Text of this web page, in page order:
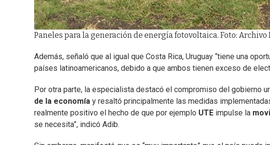
Paneles para la generación de energía fotovoltaica. Foto: Archivo
Además, señaló que al igual que Costa Rica, Uruguay “tiene una
países latinoamericanos, debido a que ambos tienen exceso de
Por otra parte, la especialista destacó el compromiso del gobierno
de la economía y resaltó principalmente las medidas
realmente positivo el hecho de que por ejemplo UTE impulse la
se necesita”, indicó Adib.